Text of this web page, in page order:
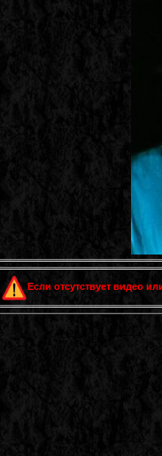
Если отсутствует видео